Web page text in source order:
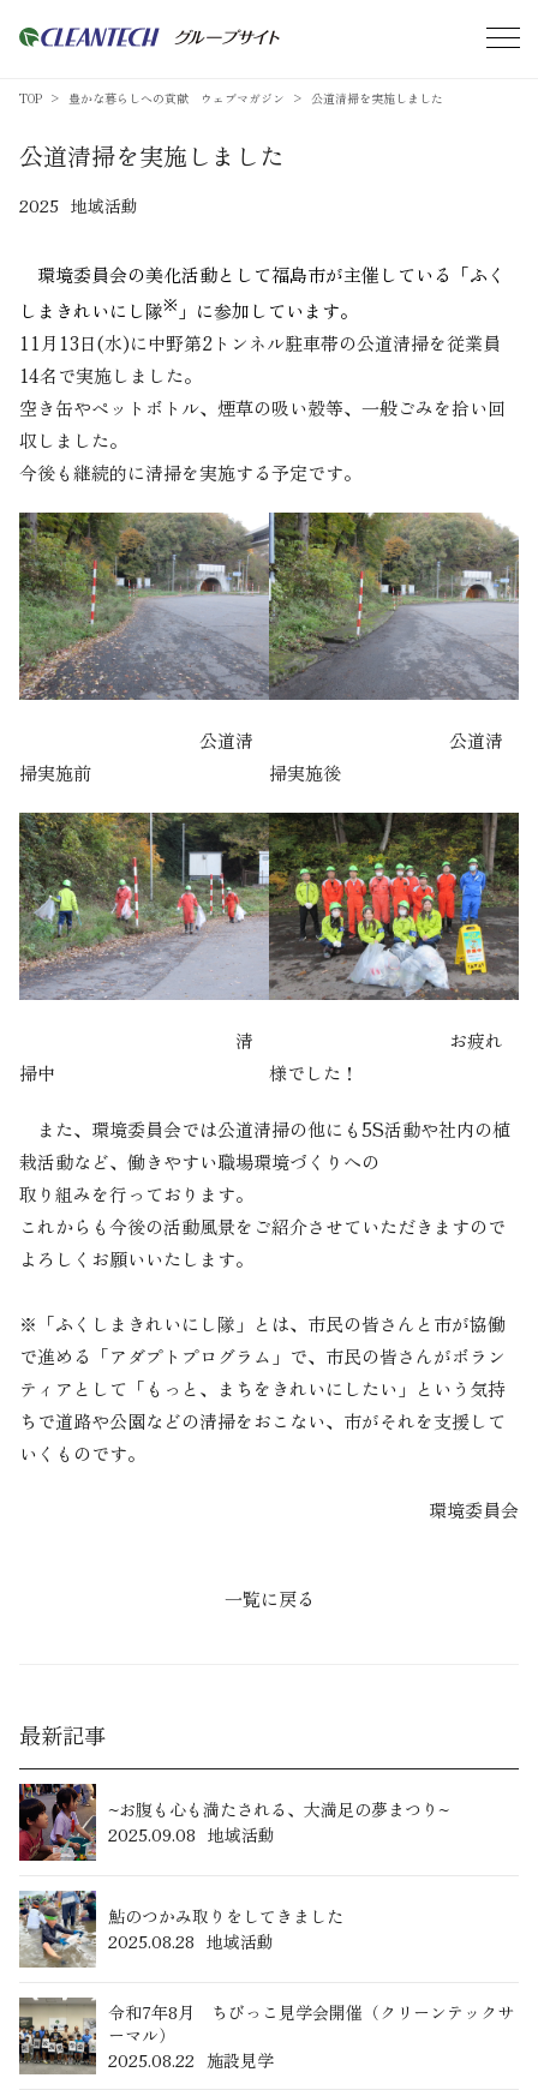
TOP 豊かな暮らしへの貢献 ウェブマガジン 公道清掃を実施しました
最新記事
~お腹も心も満たされる、大満足の夢まつり~
2025.09.08 地域活動
鮎のつかみ取りをしてきました
2025.08.28 地域活動
令和7年8月 ちびっこ見学会開催（クリーンテックサ
ーマル）
2025.08.22 施設見学
公道清掃を実施しました
2025 地域活動
環境委員会の美化活動として福島市が主催している「ふく
しまきれいにし隊※ 」に参加しています。
11月13日(水)に中野第2トンネル駐車帯の公道清掃を従業員
14名で実施しました。
空き缶やペットボトル、煙草の吸い殻等、一般ごみを拾い回
収しました。
今後も継続的に清掃を実施する予定です。
公道清
掃実施前
公道清
掃実施後
清
掃中
お疲れ
様でした！
また、環境委員会では公道清掃の他にも5S活動や社内の植
栽活動など、働きやすい職場環境づくりへの
取り組みを行っております。
これからも今後の活動風景をご紹介させていただきますので
よろしくお願いいたします。
※「ふくしまきれいにし隊」とは、市民の皆さんと市が協働
で進める「アダプトプログラム」で、市民の皆さんがボラン
ティアとして「もっと、まちをきれいにしたい」という気持
ちで道路や公園などの清掃をおこない、市がそれを支援して
いくものです。
環境委員会
一覧に戻る